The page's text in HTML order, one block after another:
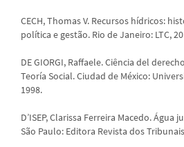
CECH, Thomas V. Recursos hídricos:
política e gestão. Rio de Janeiro: LTC,
DE GIORGI, Raffaele. Ciência del
Teoría Social. Ciudad de México:
1998.
D’ISEP, Clarissa Ferreira Macedo.
São Paulo: Editora Revista dos